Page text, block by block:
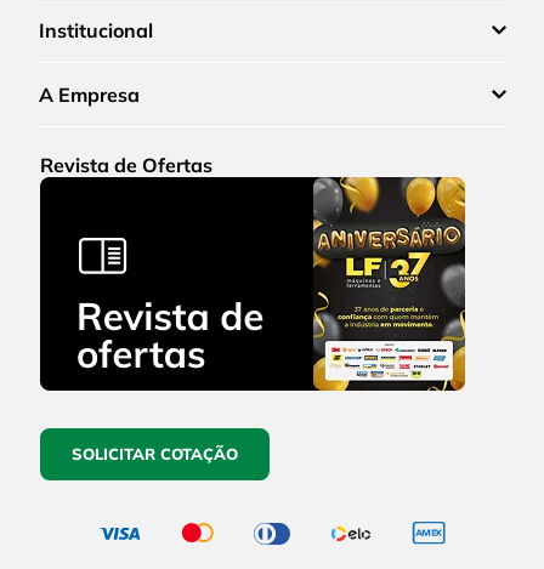
Institucional
A Empresa
Revista de Ofertas
SOLICITAR COTAÇÃO